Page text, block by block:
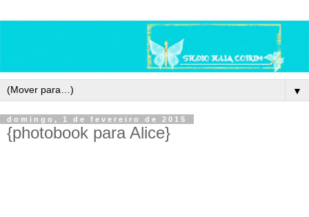
▼
domingo, 1 de fevereiro de 2015
{photobook para Alice}